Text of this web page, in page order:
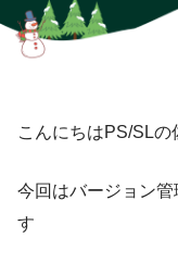
こんにちはPS/SLの
今回はバージョン
す